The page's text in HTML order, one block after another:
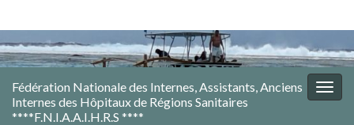
Fédération Nationale des Internes, Assistants, Anciens
Internes des Hôpitaux de Régions Sanitaires
****F.N.I.A.A.I.H.R.S ****